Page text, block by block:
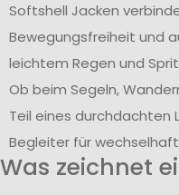
Softshell Jacken
Bewegungsfreiheit und
leichtem Regen und
Ob beim Segeln,
Teil eines durchdachten
Begleiter für
Was zeichnet